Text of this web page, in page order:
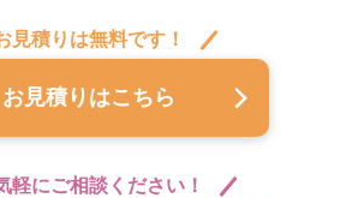
見積りは無料です！
お見積りはこちら
軽にご相談ください！